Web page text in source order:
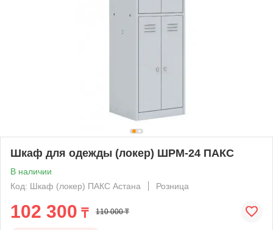
Шкаф для одежды (локер) ШРМ-24 ПАКС
В наличии
Код: Шкаф (локер) ПАКС Астана
Розница
102 300 ₸ 110 000 ₸